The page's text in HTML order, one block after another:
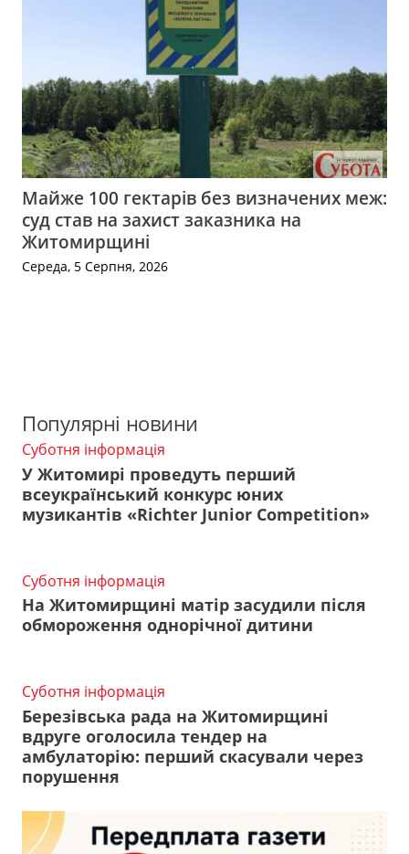
Майже 100 гектарів без визначених меж:
суд став на захист заказника на
Житомирщині
Середа, 5 Серпня, 2026
Популярні новини
Суботня інформація
У Житомирі проведуть перший
всеукраїнський конкурс юних
музикантів «Richter Junior Competition»
Суботня інформація
На Житомирщині матір засудили після
обмороження однорічної дитини
Суботня інформація
Березівська рада на Житомирщині
вдруге оголосила тендер на
амбулаторію: перший скасували через
порушення